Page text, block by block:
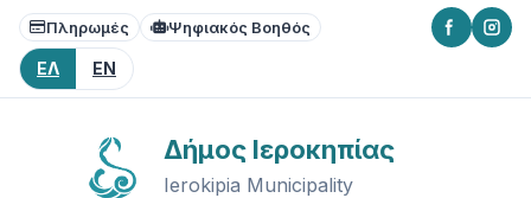
Skip
content
Skip
main
navigation
Skip
footer
Πληρωμές Ψηφιακός Βοηθός
ΕΛ EN
Δήμος Ιεροκηπίας
Ierokipia Municipality